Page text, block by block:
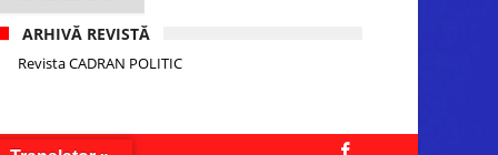
curentă
ARHIVĂ REVISTĂ
Revista CADRAN POLITIC